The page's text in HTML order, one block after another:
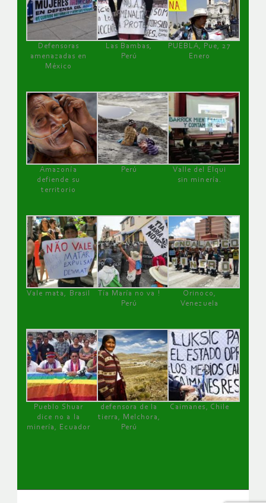
Defensoras
amenazadas en
México
Las Bambas,
Perú
PUEBLA, Pue, 27
Enero
Amazonía
defiende su
territorio
Perú
Valle del Elqui
sin minería.
Vale mata, Brasil
Tía María no va !
Perú
Orinoco,
Venezuela
Pueblo Shuar
dice no a la
minería, Ecuador
defensora de la
tierra, Melchora,
Perú
Caimanes, Chile